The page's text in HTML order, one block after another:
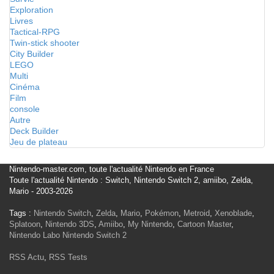
Exploration
Livres
Tactical-RPG
Twin-stick shooter
City Builder
LEGO
Multi
Cinéma
Film
console
Autre
Deck Builder
Jeu de plateau
Nintendo-master.com, toute l'actualité Nintendo en France
Toute l'actualité Nintendo : Switch, Nintendo Switch 2, amiibo, Zelda,
Mario - 2003-2026
Tags : Nintendo Switch, Zelda, Mario, Pokémon, Metroid, Xenoblade,
Splatoon, Nintendo 3DS, Amiibo, My Nintendo, Cartoon Master,
Nintendo Labo Nintendo Switch 2
RSS Actu, RSS Tests